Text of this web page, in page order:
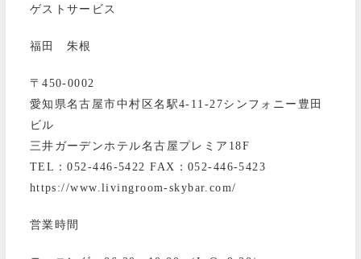
ゲストサービス
福田 朱根
〒450-0002
愛知県名古屋市中村区名駅4-11-27シンフォニー豊田
ビル
三井ガーデンホテル名古屋プレミア18F
TEL：052-446-5422 FAX：052-446-5423
https://www.livingroom-skybar.com/
営業時間